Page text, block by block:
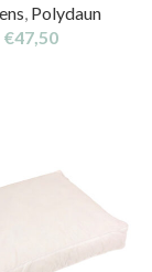
Polydaun
€47,50